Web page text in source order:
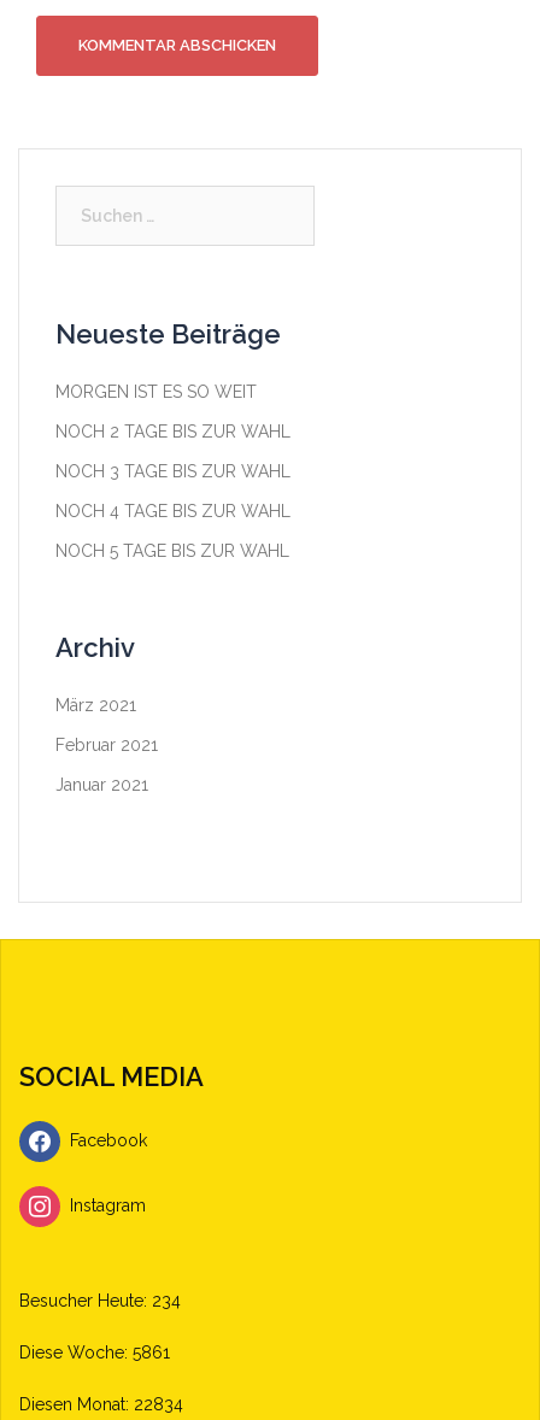
nach:
Neueste Beiträge
MORGEN IST ES SO WEIT
NOCH 2 TAGE BIS ZUR WAHL
NOCH 3 TAGE BIS ZUR WAHL
NOCH 4 TAGE BIS ZUR WAHL
NOCH 5 TAGE BIS ZUR WAHL
Archiv
März 2021
Februar 2021
Januar 2021
SOCIAL MEDIA
Facebook
Instagram
Besucher Heute: 234
Diese Woche: 5861
Diesen Monat: 22834